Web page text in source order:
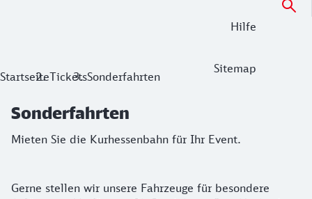
Hilfe
Sitemap
Sonderfahrten
StartseiteTicketsSonderfahrten
Sonderfahrten
Mieten Sie die Kurhessenbahn für Ihr Event.
Gerne stellen wir unsere Fahrzeuge für besondere